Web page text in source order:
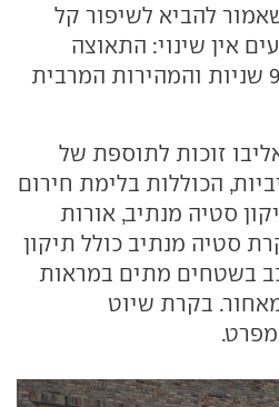
מה שאמור להביא לשיפור קל
אין שינוי: התאוצה
ל-100 קמ"ש אורכת 9.5 שניות והמהירות המרבית
זוכות לתוספת של
הכוללות בלימת חירום
סטיה מנתיב, אורות
סטיה מנתיב כולל תיקון
בשטחים מתים במראות
בקרת שיוט